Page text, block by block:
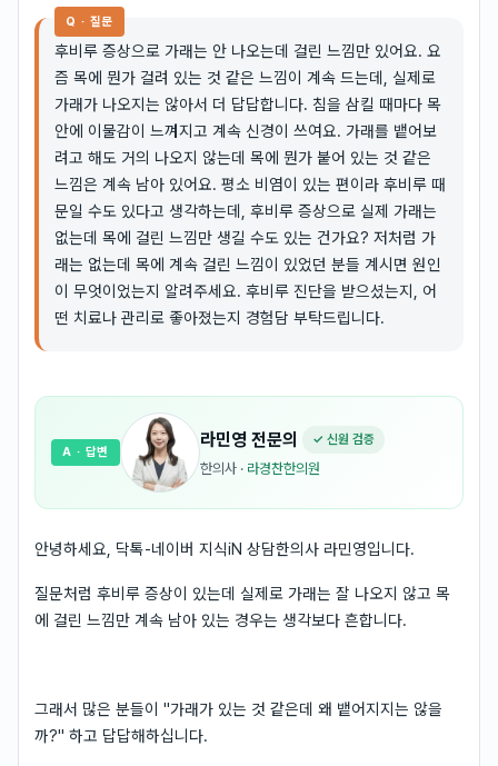
Q · 질문
후비루 증상으로 가래는 안 나오는데 걸린 느낌만 있어요. 요
즘 목에 뭔가 걸려 있는 것 같은 느낌이 계속 드는데, 실제로
가래가 나오지는 않아서 더 답답합니다. 침을 삼킬 때마다 목
안에 이물감이 느껴지고 계속 신경이 쓰여요. 가래를 뱉어보
려고 해도 거의 나오지 않는데 목에 뭔가 붙어 있는 것 같은
느낌은 계속 남아 있어요. 평소 비염이 있는 편이라 후비루 때
문일 수도 있다고 생각하는데, 후비루 증상으로 실제 가래는
없는데 목에 걸린 느낌만 생길 수도 있는 건가요? 저처럼 가
래는 없는데 목에 계속 걸린 느낌이 있었던 분들 계시면 원인
이 무엇이었는지 알려주세요. 후비루 진단을 받으셨는지, 어
떤 치료나 관리로 좋아졌는지 경험담 부탁드립니다.
라민영 전문의 ✓ 신원 검증
한의사 · 라경찬한의원
A · 답변
안녕하세요, 닥톡-네이버 지식iN 상담한의사 라민영입니다.
질문처럼 후비루 증상이 있는데 실제로 가래는 잘 나오지 않고 목
에 걸린 느낌만 계속 남아 있는 경우는 생각보다 흔합니다.
그래서 많은 분들이 "가래가 있는 것 같은데 왜 뱉어지지는 않을
까?" 하고 답답해하십니다.